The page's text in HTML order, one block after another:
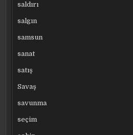
saldırı
salgın
samsun
sanat
satış
Savaş
savunma
seçim